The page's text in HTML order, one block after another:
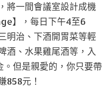
將一間會議室設計成機
】，每日下午4至6
明治、下酒開胃菜等輕
酒、水果雞尾酒等，入
但是親愛的，你只要帶
858元！